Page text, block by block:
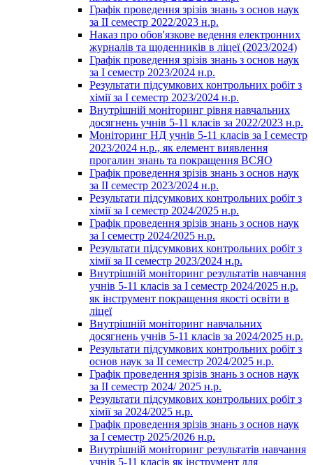
Графік проведення зрізів знань з основ наук
за ІІ семестр 2022/2023 н.р.
Наказ про обов'язкове ведення електронних
журналів та щоденників в ліцеї (2023/2024)
Графік проведення зрізів знань з основ наук
за І семестр 2023/2024 н.р.
Результати підсумкових контрольних робіт з
хімії за І семестр 2023/2024 н.р.
Внутрішній моніторинг рівня навчальних
досягнень учнів 5-11 класів за 2022/2023 н.р.
Моніторинг НД учнів 5-11 класів за І семестр
2023/2024 н.р., як елемент виявлення
прогалин знань та покращення ВСЯО
Графік проведення зрізів знань з основ наук
за ІІ семестр 2023/2024 н.р.
Результати підсумкових контрольних робіт з
хімії за І семестр 2024/2025 н.р.
Графік проведення зрізів знань з основ наук
за І семестр 2024/2025 н.р.
Результати підсумкових контрольних робіт з
хімії за ІІ семестр 2023/2024 н.р.
Внутрішній моніторинг результатів навчання
учнів 5-11 класів за І семестр 2024/2025 н.р.
як інструмент покращення якості освіти в
ліцеї
Внутрішній моніторинг навчальних
досягнень учнів 5-11 класів за 2024/2025 н.р.
Результати підсумкових контрольних робіт з
основ наук за ІІ семестр 2024/2025 н.р.
Графік проведення зрізів знань з основ наук
за ІІ семестр 2024/ 2025 н.р.
Результати підсумкових контрольних робіт з
хімії за 2024/2025 н.р.
Графік проведення зрізів знань з основ наук
за І семестр 2025/2026 н.р.
Внутрішній моніторинг результатів навчання
учнів 5-11 класів як інструмент для